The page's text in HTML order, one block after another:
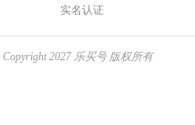
实名认证
| Copyright 2027 乐买号 版权所有